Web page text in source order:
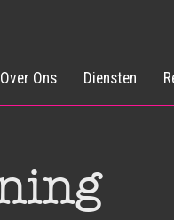
Over Ons Diensten